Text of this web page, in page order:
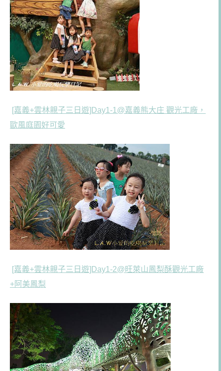
[嘉義+雲林親子三日遊]Day1-1@嘉義熊大庄 觀光工廠，
歐風庭園好可愛
[嘉義+雲林親子三日遊]Day1-2@旺萊山鳳梨酥觀光工廠
+阿美鳳梨